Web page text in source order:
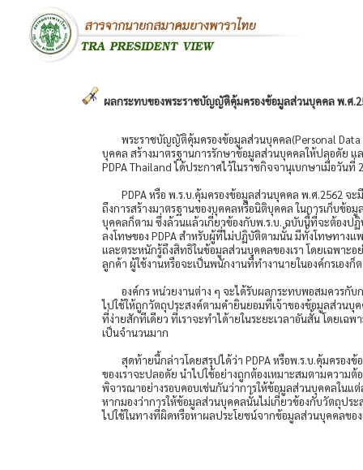
ผลกระทบของพระราชบัญญัติคุ้มครองข้อมูลส่วนบุคคล พ.ศ
พระราชบัญญัติคุ้มครองข้อมูลส่วนบุคคล(Personal Data
บุคคล สร้างมาตรฐานการรักษาข้อมูลส่วนบุคคลให้ปลอดัย
PDPA Thailand ได้ประกาศไว้ในราชกิจจานุเบกษาเมื่อวั
PDPA หรือ พ.ร.บ.คุ้มครองข้อมูลส่วนบุคคล พ.ศ.2562 จ
ถึงการสร้างมาตรฐานของบุคคลหรือนิติบุคคล ในการเก็บข้
บุคคลก็ตาม ซึ่งล้วนแล้วเกี่ยวข้องกับพ.ร.บ. ฉบับนี้ที่จะต้อง
ลงโทษของ PDPA สำหรับผู้ที่ไม่ปฏิบัติตามนั้น มีทั้งโทษทาง
และตระหนักรู้ถึงสิทธิในข้อมูลส่วนบุคคลของเรา โดยเฉพาะ
ลูกค้า ผู้ใช้งานหรือจะเป็นพนักงานที่ทำงานายในองค์กรเองก็
องค์กร หน่วยงานต่าง ๆ จะได้รับผลกระทบพอสมควรกั
ไปใช้ให้ถูกวัตถุประสงค์ตามคำยินยอมที่เจ้าของข้อมูลส่วนบุค
ที่ง่ายสักทีเดียว ที่เราจะทำได้ายในระยะเวลาอันสั้น โดยเ
เป็นจำนวนมาก
สุดท้ายนี้กล่าวโดยสรุปได้ว่า PDPA หรือพ.ร.บ.คุ้มครอ
ของเราจะปลอดัย นำไปใช้อย่างถูกต้องเหมาะสมตามความ
พิจารณาอย่างรอบคอบเช่นกันว่าการให้ข้อมูลส่วนบุคคลในแ
หากมองว่าการให้ข้อมูลส่วนบุคคลนั้นไม่เกี่ยวข้องกับวัตถุปร
ไปใช้ในทางที่ผิดหรือหาผลประโยชน์จากข้อมูลส่วนบุคคลของ